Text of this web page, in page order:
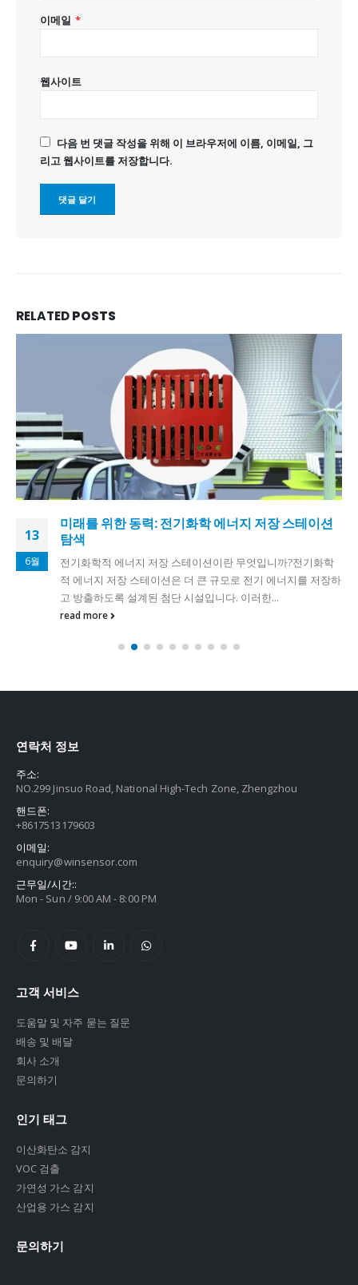
이메일 *
웹사이트
다음 번 댓글 작성을 위해 이 브라우저에 이름, 이메일, 그
리고 웹사이트를 저장합니다.
RELATEDPOSTS
13
6월
미래를 위한 동력: 전기화학 에너지 저장 스테이션
탐색
전기화학적 에너지 저장 스테이션이란 무엇입니까?전기화학
적 에너지 저장 스테이션은 더 큰 규모로 전기 에너지를 저장하
고 방출하도록 설계된 첨단 시설입니다. 이러한...
read more
연락처 정보
주소:
NO.299 Jinsuo Road, National High-Tech Zone, Zhengzhou
핸드폰:
+8617513179603
이메일:
enquiry@winsensor.com
근무일/시간::
Mon - Sun / 9:00 AM - 8:00 PM
고객 서비스
도움말 및 자주 묻는 질문
배송 및 배달
회사 소개
문의하기
인기 태그
이산화탄소 감지
VOC 검출
가연성 가스 감지
산업용 가스 감지
문의하기